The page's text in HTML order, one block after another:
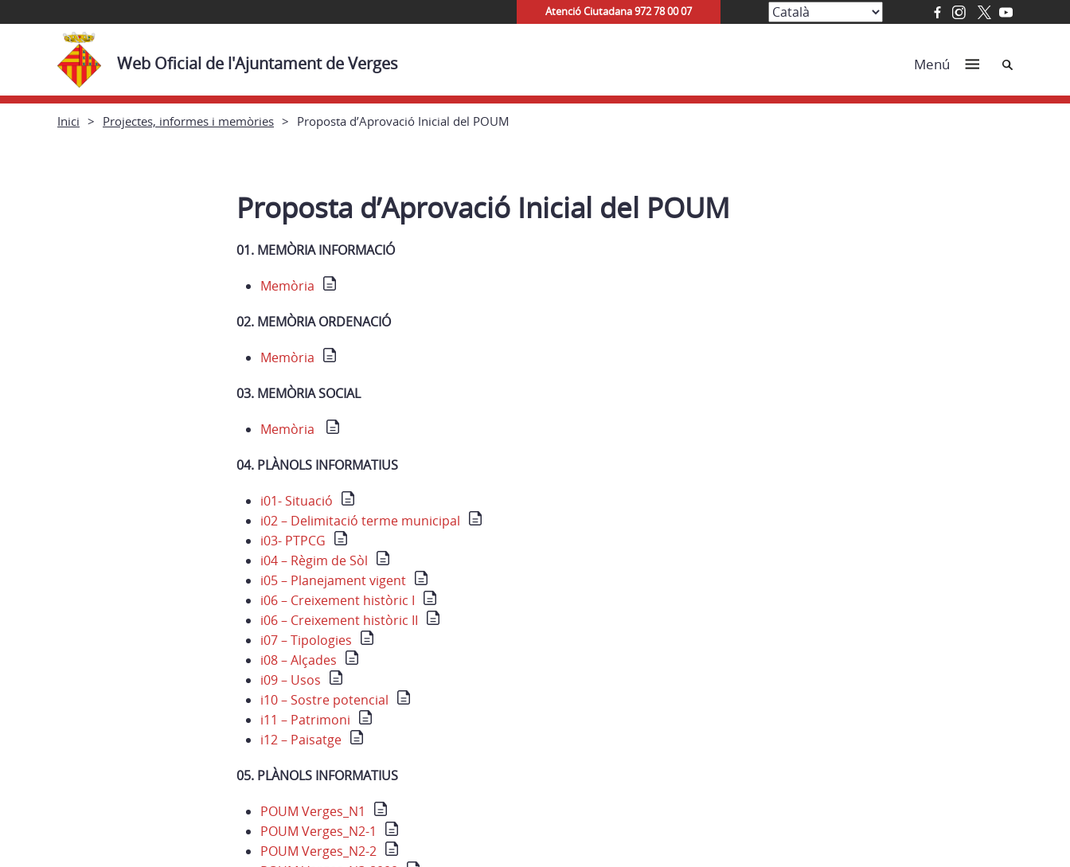
Atenció Ciutadana 972 78 00 07
Web Oficial de l'Ajuntament de Verges Menú Cerca
Inici Projectes, informes i memòries Proposta d’Aprovació Inicial del POUM
Proposta d’Aprovació Inicial del POUM
01. MEMÒRIA INFORMACIÓ
Memòria
02. MEMÒRIA ORDENACIÓ
Memòria
03. MEMÒRIA SOCIAL
Memòria
04. PLÀNOLS INFORMATIUS
i01- Situació
i02 – Delimitació terme municipal
i03- PTPCG
i04 – Règim de Sòl
i05 – Planejament vigent
i06 – Creixement històric I
i06 – Creixement històric II
i07 – Tipologies
i08 – Alçades
i09 – Usos
i10 – Sostre potencial
i11 – Patrimoni
i12 – Paisatge
05. PLÀNOLS INFORMATIUS
POUM Verges_N1
POUM Verges_N2-1
POUM Verges_N2-2